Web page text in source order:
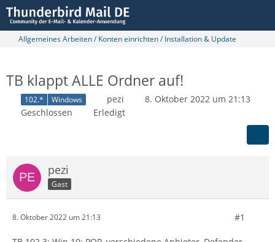
Allgemeines Arbeiten / Konten einrichten / Installation & Update
TB klappt ALLE Ordner auf!
102.* Windows pezi
8. Oktober 2022 um 21:13
Geschlossen
Erledigt
pezi
Gast
8. Oktober 2022 um 21:13 #1